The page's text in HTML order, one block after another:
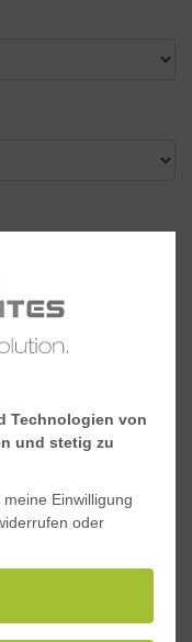
Technologien von
und stetig zu
Einwilligung
oder